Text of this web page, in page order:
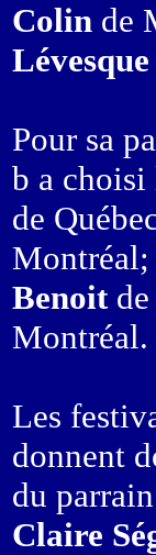
Colin de
Lévesque
Pour sa
b a
de
Montréal;
Benoitde
Montréal.
Les
donnent
du parrain
Claire